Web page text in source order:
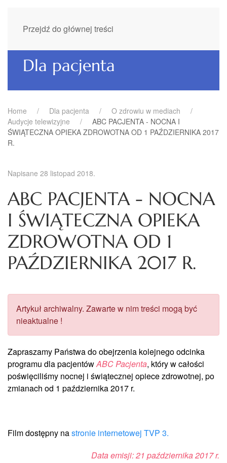
Przejdź do głównej treści
Dla pacjenta
Home Dla pacjenta
O zdrowiu w mediach
Audycje telewizyjne
ABC PACJENTA - NOCNA I
ŚWIĄTECZNA OPIEKA ZDROWOTNA OD 1 PAŹDZIERNIKA 2017
R.
Napisane 28 listopad 2018.
ABC PACJENTA - NOCNA
I ŚWIĄTECZNA OPIEKA
ZDROWOTNA OD 1
PAŹDZIERNIKA 2017 R.
Artykuł archiwalny. Zawarte w nim treści mogą być
nieaktualne !
Zapraszamy Państwa do obejrzenia kolejnego odcinka
programu dla pacjentówABC Pacjenta, który w całości
poświęciliśmy nocnej i świątecznej opiece zdrowotnej, po
zmianach od 1 października 2017 r.
Film dostępny nastronie internetowej TVP 3.
Data emisji: 21 października 2017 r.